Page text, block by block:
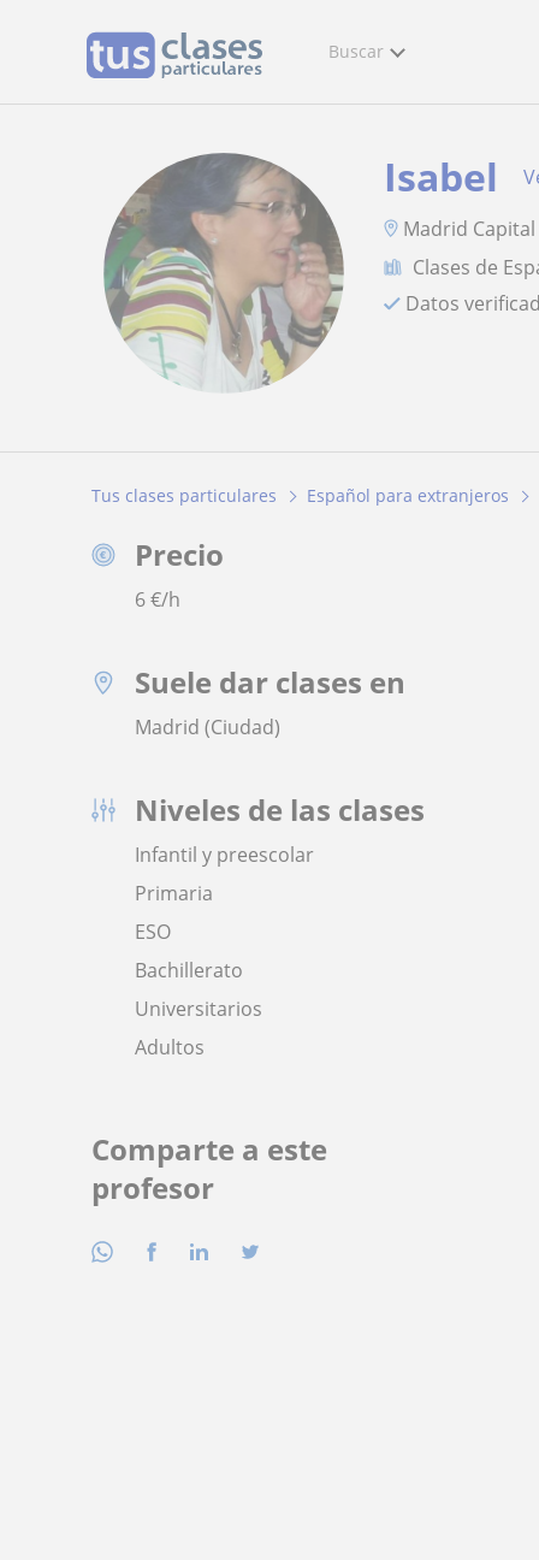
Buscar
Isabel
Madrid Capital
Clases de
Datos
Tus clases particulares Español para extranjeros
Precio
6€/h
Suele dar clases en
Madrid (Ciudad)
Niveles de las clases
Infantil y preescolar
Primaria
ESO
Bachillerato
Universitarios
Adultos
Comparte a este
profesor